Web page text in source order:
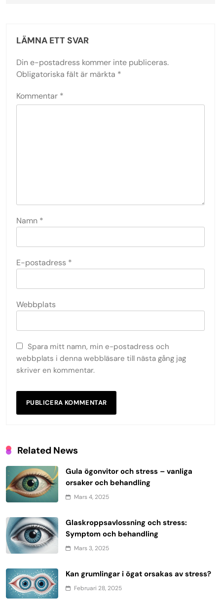
LÄMNA ETT SVAR
Din e-postadress kommer inte publiceras.
Obligatoriska fält är märkta *
Kommentar *
Namn *
E-postadress *
Webbplats
Spara mitt namn, min e-postadress och
webbplats i denna webbläsare till nästa gång jag
skriver en kommentar.
Related News
Gula ögonvitor och stress – vanliga
orsaker och behandling
Mars 4, 2025
Glaskroppsavlossning och stress:
Symptom och behandling
Mars 3, 2025
Kan grumlingar i ögat orsakas av stress?
Februari 28, 2025